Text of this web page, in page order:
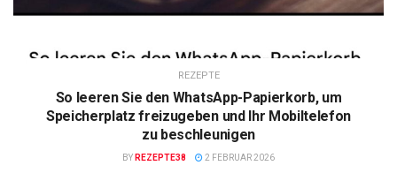
REZEPTE
So leeren Sie den WhatsApp-Papierkorb, um
Speicherplatz freizugeben und Ihr Mobiltelefon
zu beschleunigen
BY REZEPTE38 2 FEBRUAR 2026